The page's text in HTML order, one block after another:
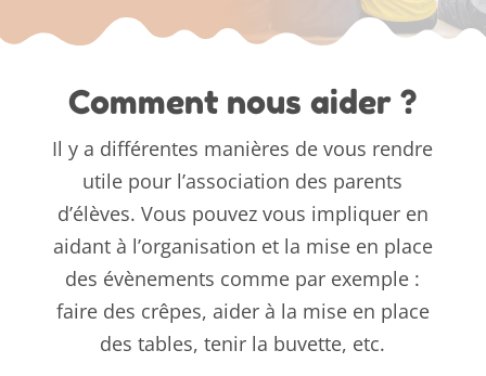
Comment nous aider ?
Il y a différentes manières de vous rendre
utile pour l’association des parents
d’élèves. Vous pouvez vous impliquer en
aidant à l’organisation et la mise en place
des évènements comme par exemple :
faire des crêpes, aider à la mise en place
des tables, tenir la buvette, etc.